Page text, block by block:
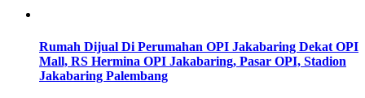
Rumah Dijual Di Perumahan OPI Jakabaring Dekat OPI
Mall, RS Hermina OPI Jakabaring, Pasar OPI, Stadion
Jakabaring Palembang